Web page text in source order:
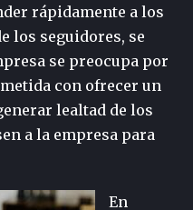
rápidamente a los
los seguidores, se
se preocupa por
con ofrecer un
lealtad de los
a la empresa para
En